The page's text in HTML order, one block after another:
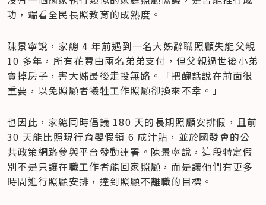
功，端看全民長照教育的成熟度。
陳景寧說，家總 4 年前遇到一名大姊辭職照顧失能父親
10 多年，所有花費由兩名弟弟支付，但父親過世後小弟
賣掉房子，害大姊最後走投無路。「把醜話說在前面很
重要，以免照顧者犧牲工作照顧卻換來不幸。」
也因此，家總同時倡議 180 天的長期照顧安排假，且前
30 天能比照現行育嬰假領 6 成津貼，並於國發會的公
共政策網路參與平台發動連署。陳景寧說，這段特定假
別不是只讓在職工作者能回家照顧，而是讓他們有更多
時間進行照顧安排，達到照顧不離職的目標。